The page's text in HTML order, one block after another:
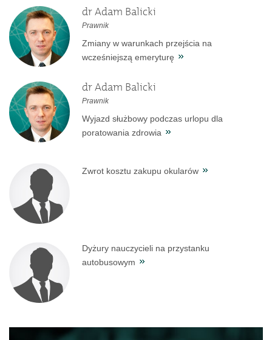
dr Adam Balicki
Prawnik
Zmiany w warunkach przejścia na
wcześniejszą emeryturę
dr Adam Balicki
Prawnik
Wyjazd służbowy podczas urlopu dla
poratowania zdrowia
Zwrot kosztu zakupu okularów
Dyżury nauczycieli na przystanku
autobusowym